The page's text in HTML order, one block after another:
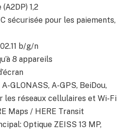
1,2
sécurisée pour les paiements,
b/g/n
8 appareils
GLONASS, A-GPS, BeiDou,
les réseaux cellulaires et Wi-Fi
Maps / HERE Transit
Optique ZEISS 13 MP,